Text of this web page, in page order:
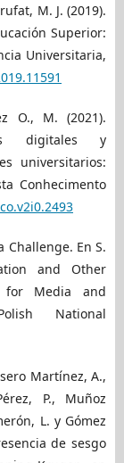
M. J. (2019).
Superior:
Universitaria,
O., M. (2021).
digitales y
universitarios:
Conhecimento
Challenge. En S.
and Other
for Media and
National
Martínez, A.,
P., Muñoz
L. y Gómez
de sesgo